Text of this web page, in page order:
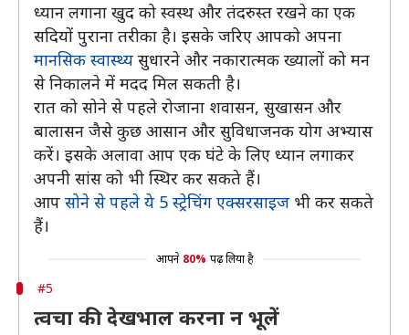
ध्यान लगाना खुद को स्वस्थ और तंदरुस्त रखने का एक
सदियों पुराना तरीका है। इसके जरिए आपको अपना
मानसिक स्वास्थ्य सुधारने और नकारात्मक ख्यालों को मन
से निकालने में मदद मिल सकती है।
रात को सोने से पहले रोजाना शवासन, सुखासन और
बालासन जैसे कुछ आसान और सुविधाजनक योग अभ्यास
करें। इसके अलावा आप एक घंटे के लिए ध्यान लगाकर
अपनी सांस को भी स्थिर कर सकते हैं।
आप सोने से पहले ये 5 स्ट्रेचिंग एक्सरसाइज भी कर सकते
हैं।
आपने 80% पढ़ लिया है
#5
त्वचा की देखभाल करना न भूलें